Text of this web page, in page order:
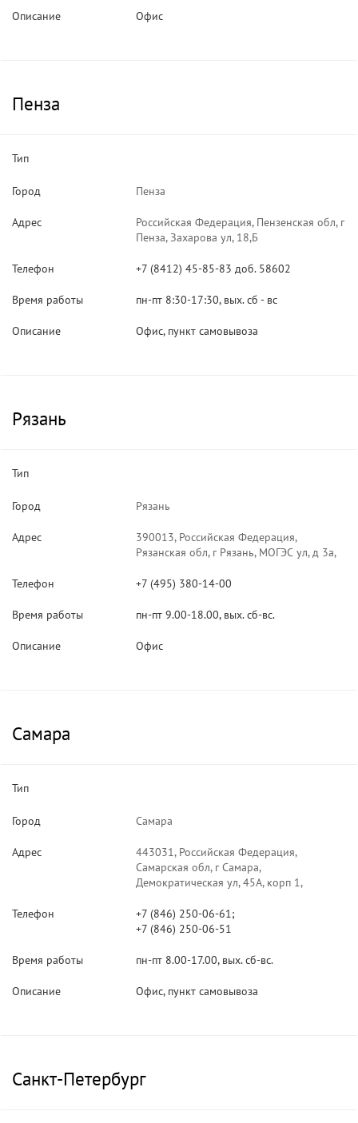
Описание Офис
Пенза
Тип
Город Пенза
Адрес
Российская Федерация, Пензенская обл, г
Пенза, Захарова ул, 18,Б
Телефон +7 (8412) 45-85-83 доб. 58602
Время работы пн-пт 8:30-17:30, вых. сб - вс
Описание Офис, пункт самовывоза
Рязань
Тип
Город Рязань
Адрес
390013, Российская Федерация,
Рязанская обл, г Рязань, МОГЭС ул, д 3а,
Телефон +7 (495) 380-14-00
Время работы пн-пт 9.00-18.00, вых. сб-вс.
Описание Офис
Самара
Тип
Город Самара
Адрес
443031, Российская Федерация,
Самарская обл, г Самара,
Демократическая ул, 45А, корп 1,
Телефон
+7 (846) 250-06-61;
+7 (846) 250-06-51
Время работы пн-пт 8.00-17.00, вых. сб-вс.
Описание Офис, пункт самовывоза
Санкт-Петербург